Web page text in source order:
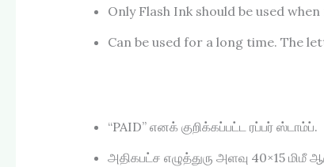
Only Flash Ink should be used
Can be used for a long time. The
“PAID” எனக் குறிக்கப்பட்ட ரப்பர் ஸ்டாம்ப்.
அதிகபட்ச எழுத்துரு அளவு 40×15 மிமீ